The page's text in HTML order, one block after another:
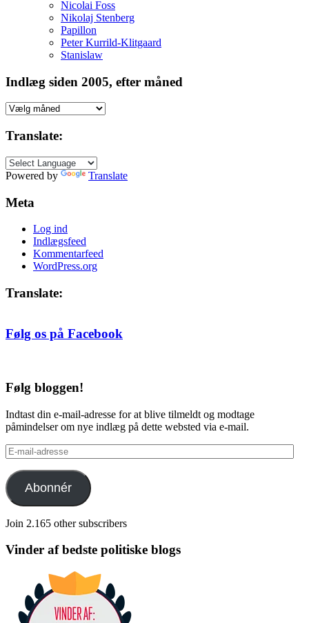
Nicolai Foss
Nikolaj Stenberg
Papillon
Peter Kurrild-Klitgaard
Stanislaw
Indlæg siden 2005, efter måned
Indlæg
2005,
måned
Translate:
Powered by Translate
Meta
Log ind
Indlægsfeed
Kommentarfeed
WordPress.org
Translate:
Følg os på Facebook
Følg bloggen!
Indtast din e-mail-adresse for at blive tilmeldt og modtage
påmindelser om nye indlæg på dette websted via e-mail.
E-
mail-
adresse
Abonnér
Join 2.165 other subscribers
Vinder af bedste politiske blogs